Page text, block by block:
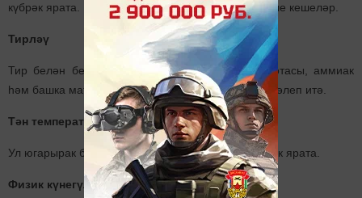
күбрәк ярата. Икенче урында - өченче кан төркемле кешеләр.
Тирләү
Тир белән бергә бүленүче сөт һәм бәвел кислотасы, аммиак
һәм башка матдәләр дә озынборын игътибарын җәлеп итә.
Тән температурасы
Ул югарырак булган саен, озынборыннар да күбрәк ярата.
Физик күнегүләр